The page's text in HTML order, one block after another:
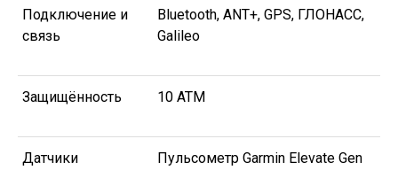
Подключение и
связь
Bluetooth, ANT+, GPS, ГЛОНАСС,
Galileo
Защищённость 10 ATM
Датчики
Пульсометр Garmin Elevate Gen